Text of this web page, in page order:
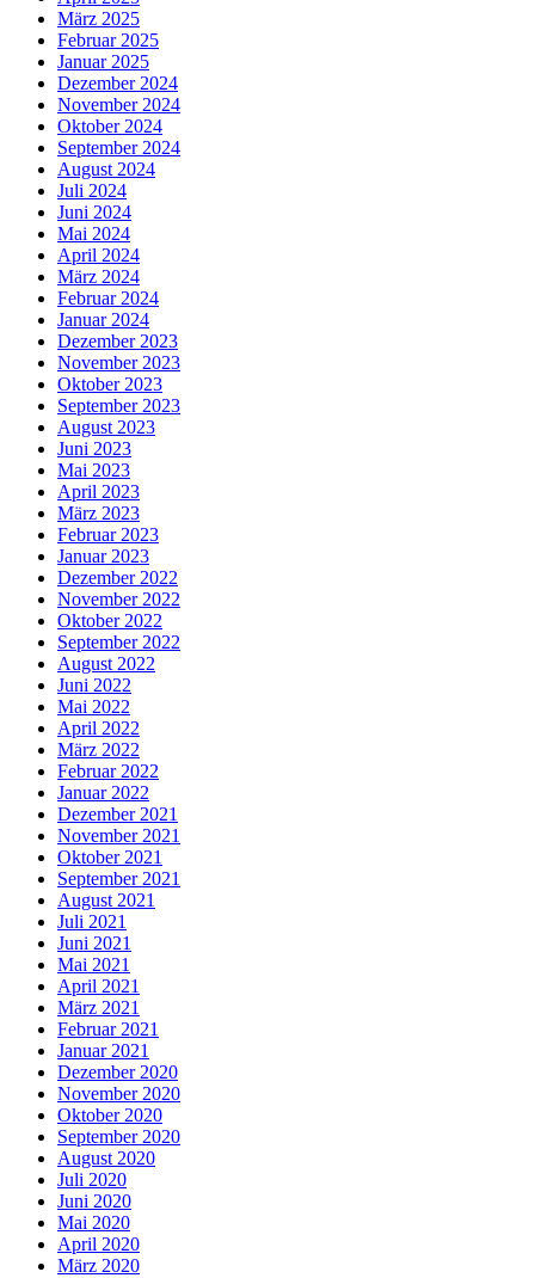
März 2025
Februar 2025
Januar 2025
Dezember 2024
November 2024
Oktober 2024
September 2024
August 2024
Juli 2024
Juni 2024
Mai 2024
April 2024
März 2024
Februar 2024
Januar 2024
Dezember 2023
November 2023
Oktober 2023
September 2023
August 2023
Juni 2023
Mai 2023
April 2023
März 2023
Februar 2023
Januar 2023
Dezember 2022
November 2022
Oktober 2022
September 2022
August 2022
Juni 2022
Mai 2022
April 2022
März 2022
Februar 2022
Januar 2022
Dezember 2021
November 2021
Oktober 2021
September 2021
August 2021
Juli 2021
Juni 2021
Mai 2021
April 2021
März 2021
Februar 2021
Januar 2021
Dezember 2020
November 2020
Oktober 2020
September 2020
August 2020
Juli 2020
Juni 2020
Mai 2020
April 2020
März 2020